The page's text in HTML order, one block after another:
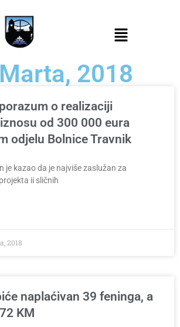
2018
o realizaciji
od 300 000 eura
odjelu Bolnice Travnik
je kazao da je najviše zaslužan za
ii sličnih
2018
naplaćivan 39 feninga, a
KM